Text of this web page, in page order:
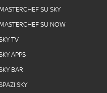
SU SKY
SU NOW
TV
APPS
BAR
SKY